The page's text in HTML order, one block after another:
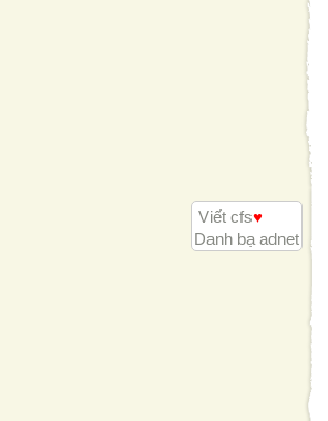
Viết cfs♥
Danh bạ adnet